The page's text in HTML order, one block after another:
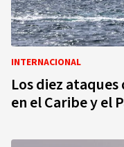
INTERNACIONAL
Los diez ataques
en el Caribe y el